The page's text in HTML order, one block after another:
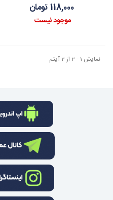
118,000 تومان
موجود نیست
نمایش 1 - 2 از 2 آیتم